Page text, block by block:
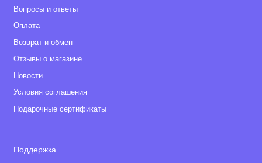
Вопросы и ответы
Оплата
Возврат и обмен
Отзывы о магазине
Новости
Условия соглашения
Подарочные сертификаты
Поддержка